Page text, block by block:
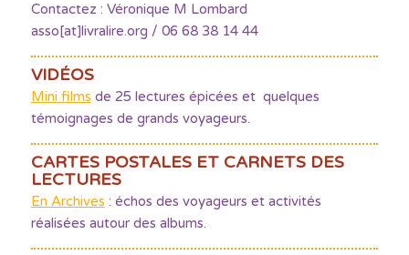
Contactez : Véronique M Lombard
asso[at]livralire.org / 06 68 38 14 44
VIDÉOS
Mini films de 25 lectures épicées et quelques
témoignages de grands voyageurs.
CARTES POSTALES ET CARNETS DES
LECTURES
En Archives : échos des voyageurs et activités
réalisées autour des albums.